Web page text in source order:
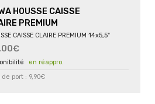
HOUSSE CAISSE
PREMIUM
CAISSE CLAIRE PREMIUM 14x5,5"
en réappro.
port : 9,90€